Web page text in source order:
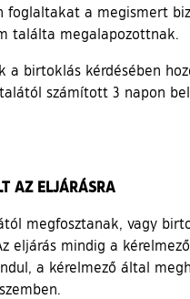
foglaltakat a megismert
találta megalapozottnak.
a birtoklás kérdésében
számított 3 napon
AZ ELJÁRÁSRA
megfosztanak, vagy
eljárás mindig a
a kérelmező által